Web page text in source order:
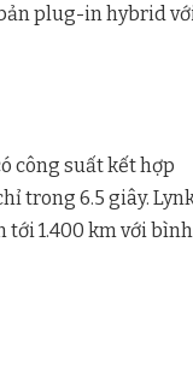
bản plug-in hybrid với
công suất kết hợp
trong 6.5 giây.
tới 1.400 km với bình